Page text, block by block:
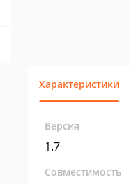
Характеристики
Версия
1.7
Совместимость